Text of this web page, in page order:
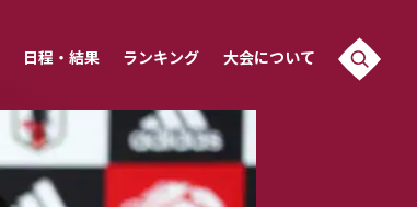
日程・結果 ランキング 大会について